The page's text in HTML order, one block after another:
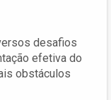
desafios
efetiva do
obstáculos